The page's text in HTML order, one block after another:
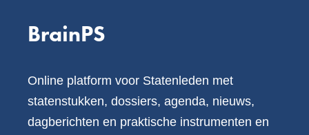
BrainPS
Online platform voor Statenleden met
statenstukken, dossiers, agenda, nieuws,
dagberichten en praktische instrumenten en